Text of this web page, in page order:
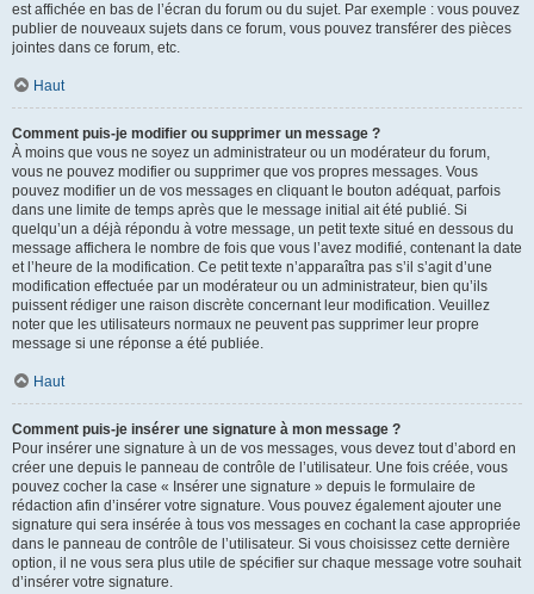
est affichée en bas de l’écran du forum ou du sujet. Par exemple : vous pouvez
publier de nouveaux sujets dans ce forum, vous pouvez transférer des pièces
jointes dans ce forum, etc.
Haut
Comment puis-je modifier ou supprimer un message ?
À moins que vous ne soyez un administrateur ou un modérateur du forum,
vous ne pouvez modifier ou supprimer que vos propres messages. Vous
pouvez modifier un de vos messages en cliquant le bouton adéquat, parfois
dans une limite de temps après que le message initial ait été publié. Si
quelqu’un a déjà répondu à votre message, un petit texte situé en dessous du
message affichera le nombre de fois que vous l’avez modifié, contenant la date
et l’heure de la modification. Ce petit texte n’apparaîtra pas s’il s’agit d’une
modification effectuée par un modérateur ou un administrateur, bien qu’ils
puissent rédiger une raison discrète concernant leur modification. Veuillez
noter que les utilisateurs normaux ne peuvent pas supprimer leur propre
message si une réponse a été publiée.
Haut
Comment puis-je insérer une signature à mon message ?
Pour insérer une signature à un de vos messages, vous devez tout d’abord en
créer une depuis le panneau de contrôle de l’utilisateur. Une fois créée, vous
pouvez cocher la case « Insérer une signature » depuis le formulaire de
rédaction afin d’insérer votre signature. Vous pouvez également ajouter une
signature qui sera insérée à tous vos messages en cochant la case appropriée
dans le panneau de contrôle de l’utilisateur. Si vous choisissez cette dernière
option, il ne vous sera plus utile de spécifier sur chaque message votre souhait
d’insérer votre signature.